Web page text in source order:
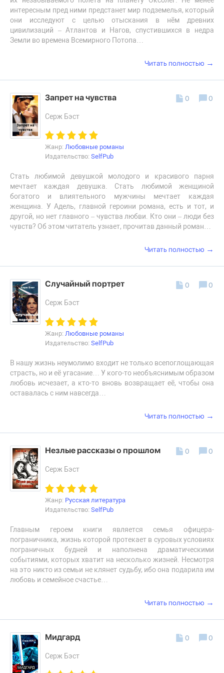
интересным пред ними предстанет мир подземелья, который
они исследуют с целью отыскания в нём древних
цивилизаций – Атлантов и Нагов, спустившихся в недра
Земли во времена Всемирного Потопа…
Читать полностью →
Запрет на чувства
Серж Бэст
Жанр: Любовные романы
Издательство: SelfPub
Стать любимой девушкой молодого и красивого парня
мечтает каждая девушка. Стать любимой женщиной
богатого и влиятельного мужчины мечтает каждая
женщина. У Адель, главной героини романа, есть и тот, и
другой, но нет главного – чувства любви. Кто они – люди без
чувств? Об этом читатель узнает, прочитав данный роман…
0 0
Читать полностью →
Случайный портрет
Серж Бэст
Жанр: Любовные романы
Издательство: SelfPub
В нашу жизнь неумолимо входит не только всепоглощающая
страсть, но и её угасание… У кого-то необъяснимым образом
любовь исчезает, а кто-то вновь возвращает её, чтобы она
оставалась с ним навсегда…
0 0
Читать полностью →
Незлые рассказы о прошлом
Серж Бэст
Жанр: Русская литература
Издательство: SelfPub
Главным героем книги является семья офицера-
пограничника, жизнь которой протекает в суровых условиях
пограничных будней и наполнена драматическими
событиями, которых хватит на несколько жизней. Несмотря
на это никто из семьи не клянет судьбу, ибо она подарила им
любовь и семейное счастье…
0 0
Читать полностью →
Мидгард
Серж Бэст
0 0